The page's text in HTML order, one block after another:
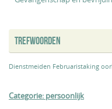
TREFWOORDEN
Dienstmeiden Februaristaking
Categorie: persoonlijk